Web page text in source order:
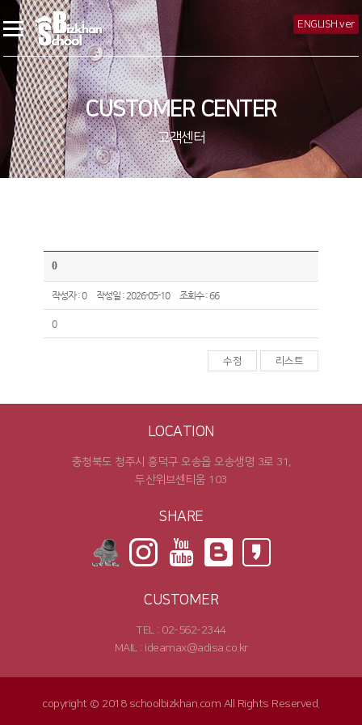
ENGLISH.ver
CUSTOMER CENTER
고객센터
0
작성자 : 0 작성일 : 2026-05-10 조회수 : 66
0
수정 리스트
LOCATION
충청북도 청주시 흥덕구 오송읍 오송생명 3로 31,
두산위브센티움 103
SHARE
CUSTOMER
TEL : 02-562-2344
MAIL : ideamax@adisa.co.kr
copyright © 2018 schoolbizkhan.com All Rights Reserved.